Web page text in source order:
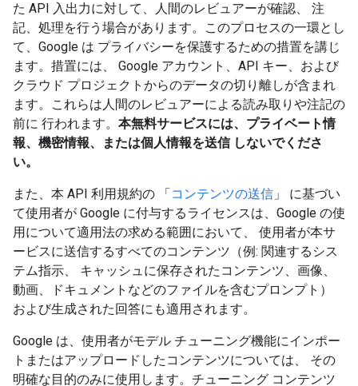
た API 入出力に対して、人間のレビュアーが確認、 注
記、処理を行う場合があります。このプロセスの一環とし
て、Google は プライバシーを保護するための措置を講じ
ます。措置には、 Google アカウント、API キー、および
クラウド プロジェクトからのデータの切り離しが含まれ
ます。これらは人間のレビュアーによる読み取りや注記の
前に 行われます。 本無料サービスには、プライベート情
報、機密情報、または個人情報を送信 しないでくださ
い。
また、本 API 利用規約の 「コンテンツの送信 」 に基づい
て使用者が Google に付与するライセンスは、Google の使
用について適用法の求める範囲において、 使用者が本サ
ービスに送信するすべてのコンテンツ（例: 関連するシス
テム指示、 キャッシュに保存されたコンテンツ、画像、
動画、ドキュメントなどのファイルを含むプロンプト）
および生成された回答にも適用されます。
Google は、使用者がモデル チューニング機能にインポー
トまたはアップロードしたコンテンツについては、 その
明確な目的のみに使用します。チューニング コンテンツ